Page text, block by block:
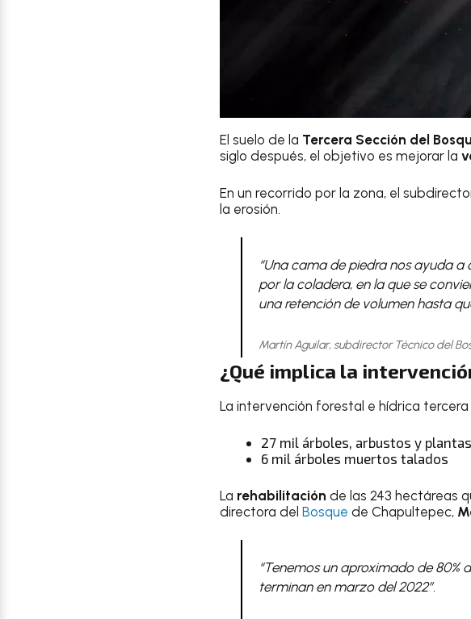
El suelo de la Tercera Sección del
siglo después, el objetivo es mejorar la
En un recorrido por la zona, el
la erosión.
“Una cama de piedra nos ayuda
por la coladera, en la que se
una retención de volumen hasta
Martín Aguilar, subdirector Técnico del
¿Qué implica la
La intervención forestal e hídrica
27 mil árboles, arbustos y
6 mil árboles muertos talados
La rehabilitación de las 243 hectáreas
directora del Bosque de Chapultepec,
“Tenemos un aproximado de 80%
terminan en marzo del 2022”.